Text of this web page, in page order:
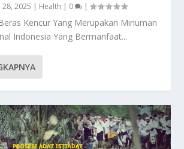
28, 2025 | Health | 0 |
Kencur Yang Merupakan Minuman
Indonesia Yang Bermanfaat...